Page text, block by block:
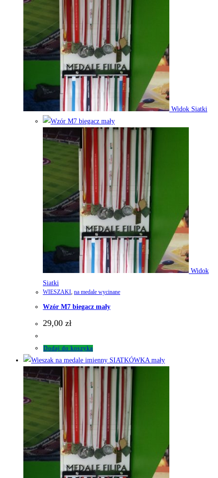
Widok Siatki
Widok
Siatki
WIESZAKI, na medale wycinane
Wzór M7 biegacz mały
29,00 zł
Dodaj do koszyka